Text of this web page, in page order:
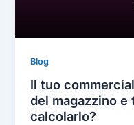
Blog
Il tuo
del magazzino
calcolarlo?